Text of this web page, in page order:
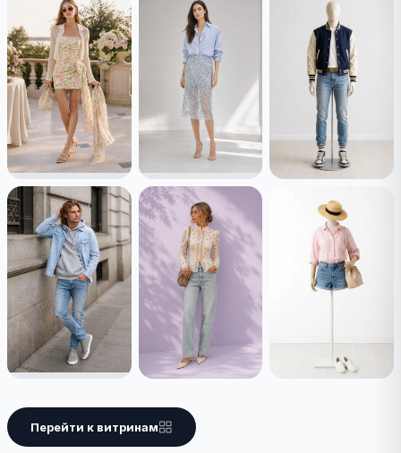
Перейти к витринам